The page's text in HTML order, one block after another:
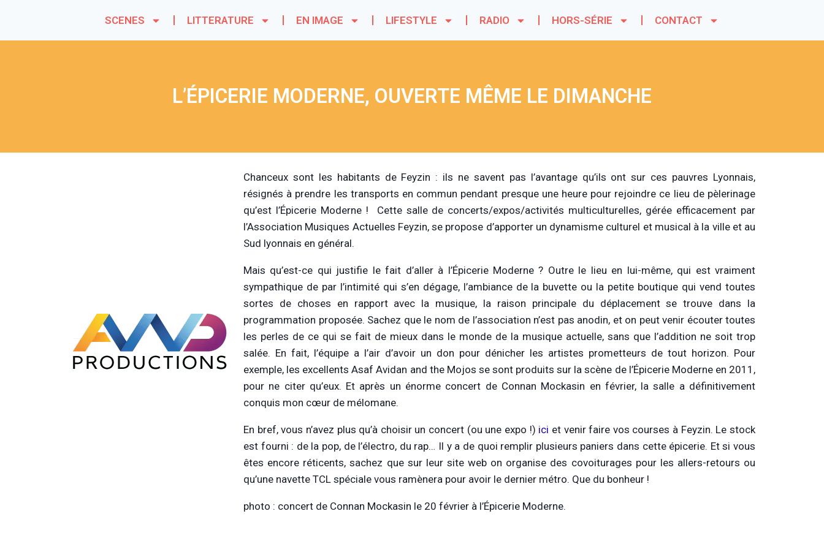
SCENES LITTERATURE EN IMAGE LIFESTYLE RADIO HORS-SÉRIE CONTACT
L’ÉPICERIE MODERNE, OUVERTE MÊME LE DIMANCHE
Chanceux sont les habitants de Feyzin : ils ne savent pas l’avantage qu’ils ont sur ces pauvres Lyonnais,
résignés à prendre les transports en commun pendant presque une heure pour rejoindre ce lieu de pèlerinage
qu’est l’Épicerie Moderne ! Cette salle de concerts/expos/activités multiculturelles, gérée efficacement par
l’Association Musiques Actuelles Feyzin, se propose d’apporter un dynamisme culturel et musical à la ville et au
Sud lyonnais en général.
Mais qu’est-ce qui justifie le fait d’aller à l’Épicerie Moderne ? Outre le lieu en lui-même, qui est vraiment
sympathique de par l’intimité qui s’en dégage, l’ambiance de la buvette ou la petite boutique qui vend toutes
sortes de choses en rapport avec la musique, la raison principale du déplacement se trouve dans la
programmation proposée. Sachez que le nom de l’association n’est pas anodin, et on peut venir écouter toutes
les perles de ce qui se fait de mieux dans le monde de la musique actuelle, sans que l’addition ne soit trop
salée. En fait, l’équipe a l’air d’avoir un don pour dénicher les artistes prometteurs de tout horizon. Pour
exemple, les excellents Asaf Avidan and the Mojos se sont produits sur la scène de l’Épicerie Moderne en 2011,
pour ne citer qu’eux. Et après un énorme concert de Connan Mockasin en février, la salle a définitivement
conquis mon cœur de mélomane.
En bref, vous n’avez plus qu’à choisir un concert (ou une expo !) ici et venir faire vos courses à Feyzin. Le stock
est fourni : de la pop, de l’électro, du rap… Il y a de quoi remplir plusieurs paniers dans cette épicerie. Et si vous
êtes encore réticents, sachez que sur leur site web on organise des covoiturages pour les allers-retours ou
qu’une navette TCL spéciale vous ramènera pour avoir le dernier métro. Que du bonheur !
photo : concert de Connan Mockasin le 20 février à l’Épicerie Moderne.